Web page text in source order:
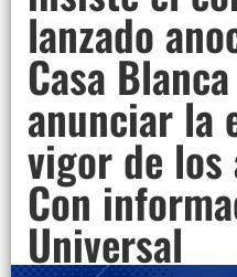
lanzado
Casa
anunciar la
vigor de los
Con
Universal